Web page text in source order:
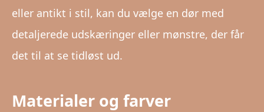
eller antikt i stil, kan du vælge en dør med
detaljerede udskæringer eller mønstre, der får
det til at se tidløst ud.
Materialer og farver